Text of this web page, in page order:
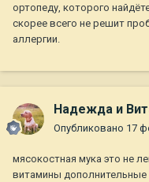
ортопеду, которого
скорее всего не решит
аллергии.
Надежда и
Опубликовано 17
мясокостная мука это не
витамины дополнительные